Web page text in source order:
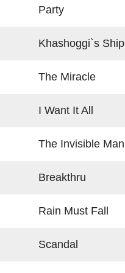
Party
Khashoggi`s Ship
The Miracle
I Want It All
The Invisible Man
Breakthru
Rain Must Fall
Scandal